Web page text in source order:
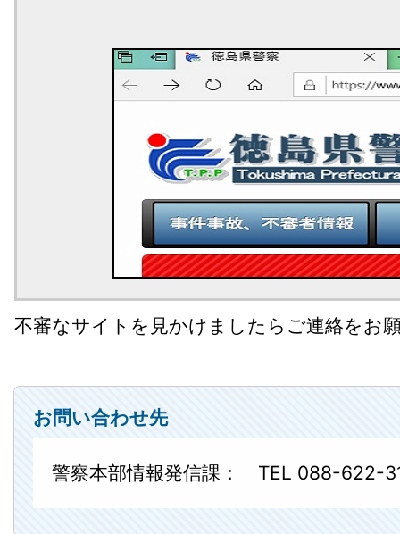
不審なサイトを見かけましたらご連絡をお
お問い合わせ先
警察本部情報発信課： TEL 088-622-